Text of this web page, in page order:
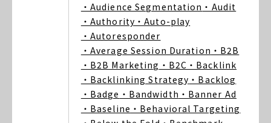
・Audience Segmentation ・Audit
・Authority ・Auto-play
・Autoresponder
・Average Session Duration ・B2B
・B2B Marketing ・B2C ・Backlink
・Backlinking Strategy ・Backlog
・Badge ・Bandwidth ・Banner Ad
・Baseline ・Behavioral Targeting